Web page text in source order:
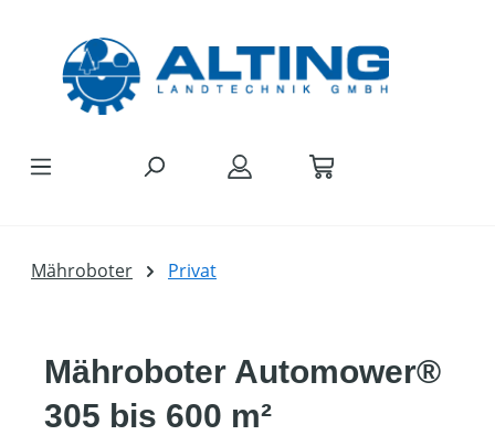
Mähroboter Privat
Mähroboter Automower®
305 bis 600 m²